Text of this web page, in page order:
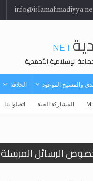
.NET
الإسلامية الأحمدية
والمسيح الموعود الخلافة
المشاركة الحية اتصلوا بنا
كافة الردود على